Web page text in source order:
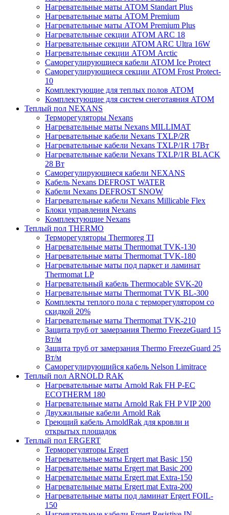
Нагревательные маты АТОМ Standart Plus
Нагревательные маты АТОМ Premium
Нагревательные маты АТОМ Premium Plus
Нагревательные секции АТОМ ARC 18
Нагревательные секции ATOM ARC Ultra 16W
Нагревательные секции АТОМ Arctic
Саморегулирующиеся кабели ATOM Ice Protect
Саморегулирующиеся секции ATOM Frost Protect-
10
Комплектующие для теплых полов ATOM
Комплектующие для систем снеготаяния ATOM
Теплый пол NEXANS
Терморегуляторы Nexans
Нагревательные маты Nexans MILLIMAT
Нагревательные кабели Nexans TXLP/2R
Нагревательные кабели Nexans TXLP/1R 17Вт
Нагревательные кабели Nexans TXLP/1R BLACK
28 Вт
Саморегулирующиеся кабели NEXANS
Кабель Nexans DEFROST WATER
Кабели Nexans DEFROST SNOW
Нагревательные кабели Nexans Millicable Flex
Блоки управления Nexans
Комплектующие Nexans
Теплый пол THERMO
Терморегуляторы Thermoreg TI
Нагревательные маты Thermomat TVK-130
Нагревательные маты Thermomat TVK-180
Нагревательные маты под паркет и ламинат
Thermomat LP
Нагревательный кабель Thermocable SVK-20
Нагревательные маты Thermomat TVK BL-300
Комплекты теплого пола с терморегулятором со
скидкой 20%
Нагревательные маты Thermomat TVK-210
Защита труб от замерзания Thermo FreezeGuard 15
Вт/м
Защита труб от замерзания Thermo FreezeGuard 25
Вт/м
Саморегулирующийся кабель Nelson Limitrace
Теплый пол ARNOLD RAK
Нагревательные маты Arnold Rak FH P-EC
ECOTHERM 180
Нагревательные маты Arnold Rak FH P VIP 200
Двухжильные кабели Arnold Rak
Греющий кабель ArnoldRak для кровли и
открытых площадок
Теплый пол ERGERT
Терморегуляторы Ergert
Нагревательные маты Ergert mat Basic 150
Нагревательные маты Ergert mat Basic 200
Нагревательные маты Ergert mat Extra-150
Нагревательные маты Ergert mat Extra-200
Нагревательные маты под ламинат Ergert FOIL-
150